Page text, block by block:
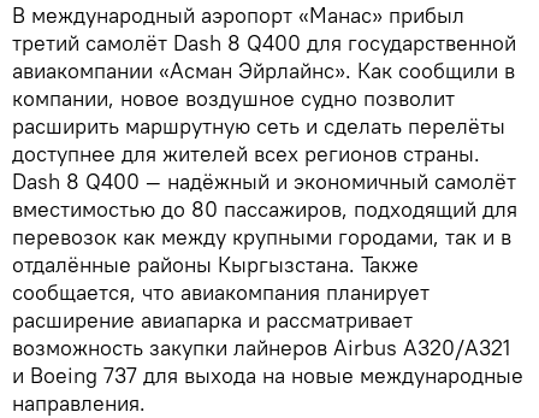
В международный аэропорт «Манас» прибыл
третий самолёт Dash 8 Q400 для государственной
авиакомпании «Асман Эйрлайнс». Как сообщили в
компании, новое воздушное судно позволит
расширить маршрутную сеть и сделать перелёты
доступнее для жителей всех регионов страны.
Dash 8 Q400 — надёжный и экономичный самолёт
вместимостью до 80 пассажиров, подходящий для
перевозок как между крупными городами, так и в
отдалённые районы Кыргызстана. Также
сообщается, что авиакомпания планирует
расширение авиапарка и рассматривает
возможность закупки лайнеров Airbus A320/A321
и Boeing 737 для выхода на новые международные
направления.